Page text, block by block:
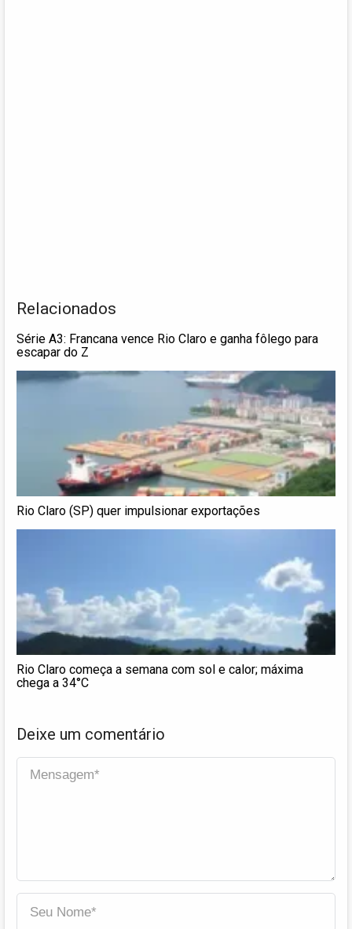
Relacionados
Série A3: Francana vence Rio Claro e ganha fôlego para
escapar do Z
Rio Claro (SP) quer impulsionar exportações
Rio Claro começa a semana com sol e calor; máxima
chega a 34°C
Deixe um comentário